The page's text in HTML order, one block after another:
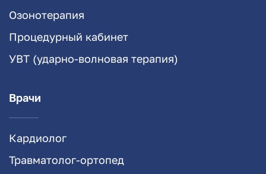
Озонотерапия
Процедурный кабинет
УВТ (ударно-волновая терапия)
Врачи
Кардиолог
Травматолог-ортопед